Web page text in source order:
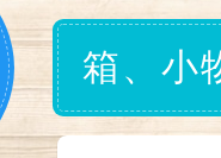
箱、小